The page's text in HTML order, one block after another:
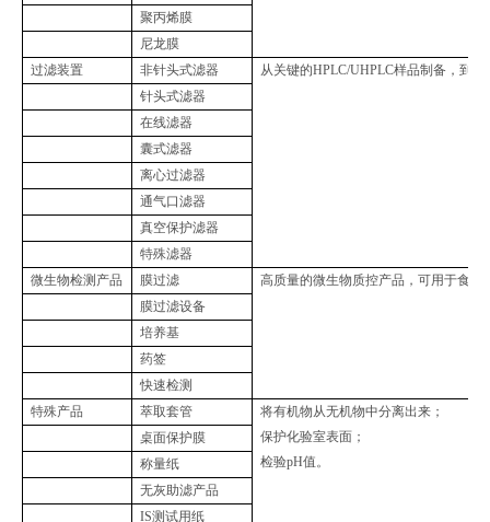
聚丙烯膜
尼龙膜
过滤装置
非针头式滤器
从关键的HPLC/UHPLC样品制备，到
针头式滤器
在线滤器
囊式滤器
离心过滤器
通气口滤器
真空保护滤器
特殊滤器
微生物检测产品
膜过滤
高质量的微生物质控产品，可用于食
膜过滤设备
培养基
药签
快速检测
特殊产品
萃取套管
将有机物从无机物中分离出来；
保护化验室表面；
检验pH值。
桌面保护膜
称量纸
无灰助滤产品
IS测试用纸